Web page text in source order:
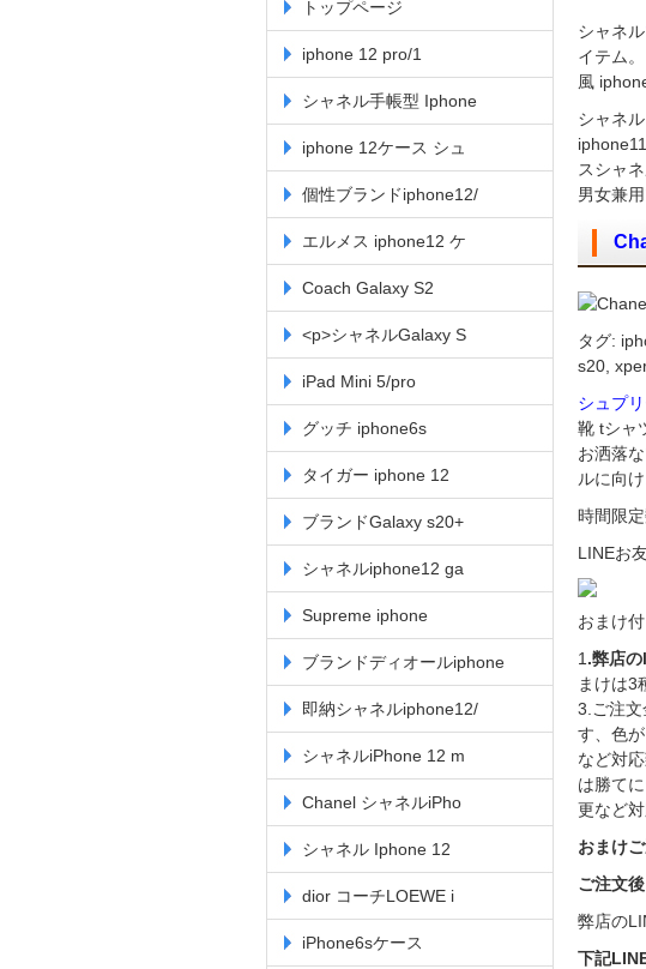
シャネル
イテム
風
シャネ
スシャ
男女兼
タグ:
s20,
シュプ
靴 tシャ
お洒落
ルに向
時間限
LINEお
おまけ
1 .弊店
まけは3
3.ご注
す、色
など対
は勝て
更など
おまけ
ご注文
弊店の
下記
トップページ
iphone 12 pro/1
シャネル手帳型 Iphone
iphone 12ケース シュ
個性ブランドiphone12/
エルメス iphone12 ケ
Coach Galaxy S2
<p>シャネルGalaxy S
iPad Mini 5/pro
グッチ iphone6s
タイガー iphone 12
ブランドGalaxy s20+
シャネルiphone12 ga
Supreme iphone
ブランドディオールiphone
即納シャネルiphone12/
シャネルiPhone 12 m
Chanel シャネルiPho
シャネル Iphone 12
dior コーチLOEWE i
iPhone6sケース